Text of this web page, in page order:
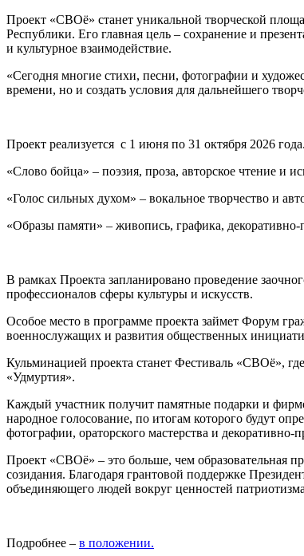
Проект «СВОё» станет уникальной творческой
Республики. Его главная цель – сохранение и
и культурное взаимодействие.
«Сегодня многие стихи, песни, фотографии и
времени, но и создать условия для дальнейшего
Проект реализуется с 1 июня по 31 октября 2026
«Слово бойца» – поэзия, проза, авторское чтение и
«Голос сильных духом» – вокальное творчество и
«Образы памяти» – живопись, графика,
В рамках Проекта запланировано проведение
профессионалов сферы культуры и искусств.
Особое место в программе проекта займет Форум
военнослужащих и развития общественных
Кульминацией проекта станет Фестиваль «СВОё»,
«Удмуртия».
Каждый участник получит памятные подарки и
народное голосование, по итогам которого будут
фотографии, ораторского мастерства и декоративно-
Проект «СВОё» – это больше, чем образовательная
созидания. Благодаря грантовой поддержке
объединяющего людей вокруг ценностей
Подробнее – в положении.